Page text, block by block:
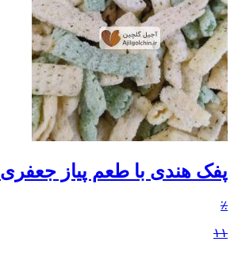
پفک هندی با طعم پیاز جعفری
٪
۱۱